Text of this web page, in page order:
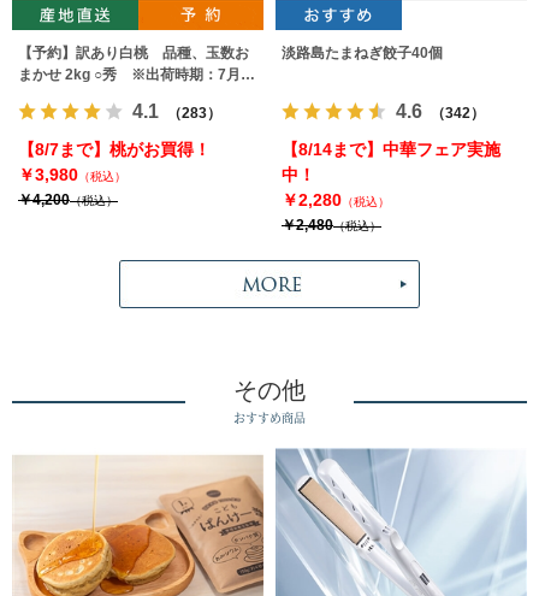
【予約】訳あり白桃 品種、玉数お
まかせ 2kg ○秀 ※出荷時期：7月下
4.1 （283）
【8/7まで】桃がお買得！
￥3,980 （税込）
￥4,200（税込）
淡路島たまねぎ餃子40個
4.6 （342）
【8/14まで】中華フェア実施
中！
￥2,280 （税込）
￥2,480（税込）
その他
おすすめ商品